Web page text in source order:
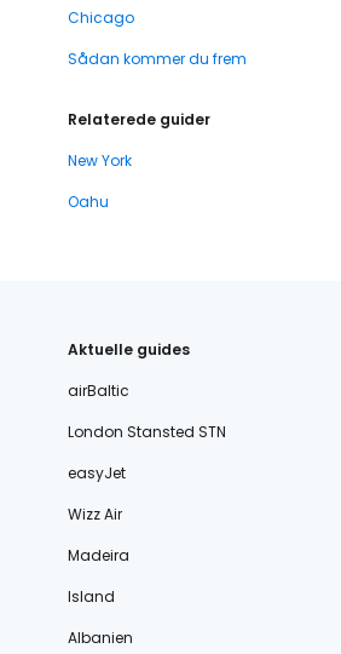
Chicago
Sådan kommer du frem
Relaterede guider
New York
Oahu
Aktuelle guides
airBaltic
London Stansted STN
easyJet
Wizz Air
Madeira
Island
Albanien